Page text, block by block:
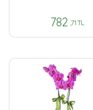
782 ,71 TL